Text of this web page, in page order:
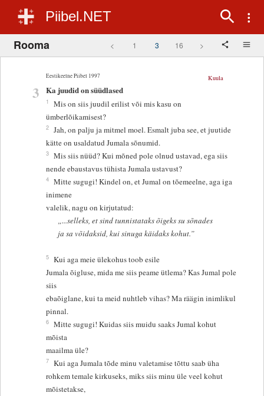
Piibel.NET
Rooma < 1 3 16 >
Eestikeelne Piibel 1997
3
Kuula
Ka juudid on süüdlased
1
Mis on siis juudil erilist või mis kasu on
ümberlõikamisest?
2 Jah, on palju ja mitmel moel. Esmalt juba see, et juutide
kätte on usaldatud Jumala sõnumid.
3 Mis siis nüüd? Kui mõned pole olnud ustavad, ega siis
nende ebaustavus tühista Jumala ustavust?
4 Mitte sugugi! Kindel on, et Jumal on tõemeelne, aga iga
inimene
valelik, nagu on kirjutatud:
„...selleks, et sind tunnistataks õigeks su sõnades
ja sa võidaksid, kui sinuga käidaks kohut.”
5 Kui aga meie ülekohus toob esile
Jumala õigluse, mida me siis peame ütlema? Kas Jumal pole
siis
ebaõiglane, kui ta meid nuhtleb vihas? Ma räägin inimlikul
pinnal.
6 Mitte sugugi! Kuidas siis muidu saaks Jumal kohut
mõista
maailma üle?
7 Kui aga Jumala tõde minu valetamise tõttu saab üha
rohkem temale kirkuseks, miks siis minu üle veel kohut
mõistetakse,